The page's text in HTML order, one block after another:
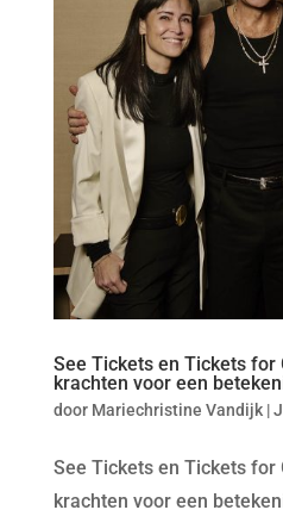
See Tickets en Tickets for
krachten voor een
door Mariechristine Vandijk|
See Tickets en Tickets for
krachten voor een